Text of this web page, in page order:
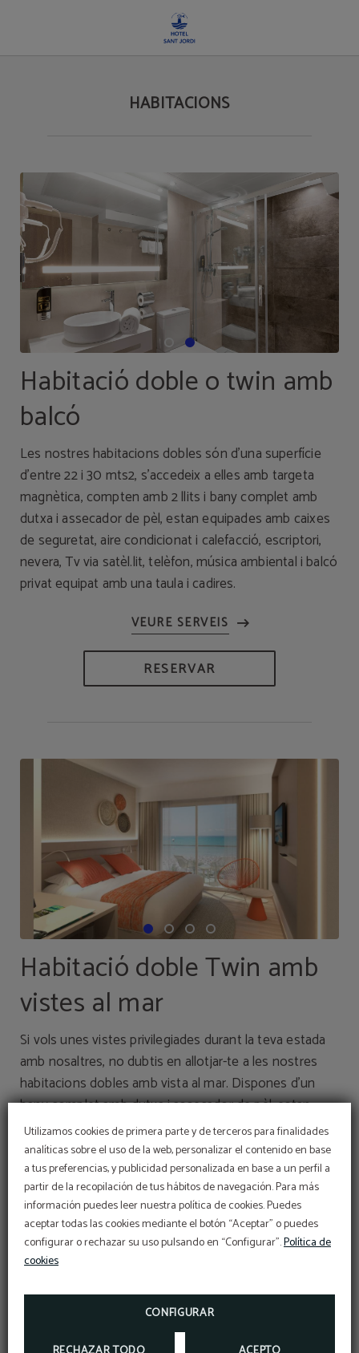
Utilizamos cookies de primera parte y de terceros para finalidades
analíticas sobre el uso de la web, personalizar el contenido en base
a tus preferencias, y publicidad personalizada en base a un perfil a
partir de la recopilación de tus hábitos de navegación. Para más
información puedes leer nuestra política de cookies. Puedes
aceptar todas las cookies mediante el botón “Aceptar” o puedes
configurar o rechazar su uso pulsando en “Configurar”.Política de
cookies
CONFIGURAR
HABITACIONS
Habitació doble o twin amb
balcó
Les nostres habitacions dobles són d'una superfície
d'entre 22 i 30 mts2, s'accedeix a elles amb targeta
magnètica, compten amb 2 llits i bany complet amb
dutxa i assecador de pèl, estan equipades amb caixes
de seguretat, aire condicionat i calefacció, escriptori,
nevera, Tv via satèl.lit, telèfon, música ambiental i balcó
privat equipat amb una taula i cadires.
RESERVAR
Habitació doble Twin amb
vistes al mar
Si vols unes vistes privilegiades durant la teva estada
amb nosaltres, no dubtis en allotjar-te a les nostres
habitacions dobles amb vista al mar. Dispones d’un
bany complet amb dutxa i assecador de pèl, estan
equipades amb caixes de seguretat, aire condicionat i
calefacció, escriptori, nevera, Tv via satèl.lit, telèfon,
música ambiental i balcó privat equipat amb una taula i
cadires. En el cas dels nens menors d'11 anys es fa
servir un llit supletòria plegable a l'habitació.
RESERVAR